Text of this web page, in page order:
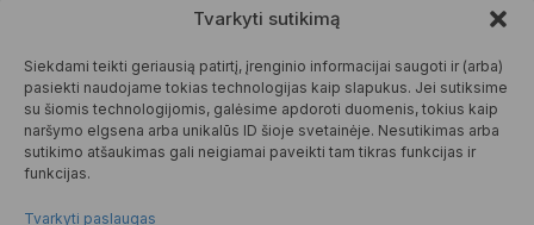
Tvarkyti sutikimą
Siekdami teikti geriausią patirtį, įrenginio informacijai saugoti ir (arba)
pasiekti naudojame tokias technologijas kaip slapukus. Jei sutiksime
su šiomis technologijomis, galėsime apdoroti duomenis, tokius kaip
naršymo elgsena arba unikalūs ID šioje svetainėje. Nesutikimas arba
sutikimo atšaukimas gali neigiamai paveikti tam tikras funkcijas ir
funkcijas.
Tvarkyti paslaugas
09:00 - 19:00
draugiškos tiek
Jums, tiek
gamtai.
DAUGIAU